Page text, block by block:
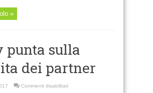
»
punta sulla
dei partner
Commenti disabilitatisu